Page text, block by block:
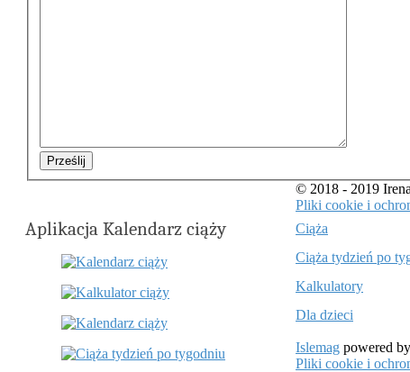
Prześlij
Aplikacja Kalendarz ciąży
© 2018 - 2019
Pliki cookie i
Ciąża
Ciąża tydzień po
Kalkulatory
Dla dzieci
Islemag powered by
Pliki cookie i